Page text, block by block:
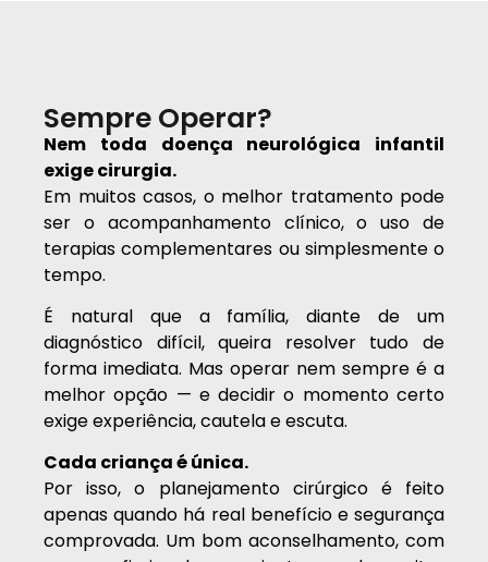
Sempre Operar?
Nem toda doença neurológica infantil
exige cirurgia.
Em muitos casos, o melhor tratamento pode
ser o acompanhamento clínico, o uso de
terapias complementares ou simplesmente o
tempo.
É natural que a família, diante de um
diagnóstico difícil, queira resolver tudo de
forma imediata. Mas operar nem sempre é a
melhor opção — e decidir o momento certo
exige experiência, cautela e escuta.
Cada criança é única.
Por isso, o planejamento cirúrgico é feito
apenas quando há real benefício e segurança
comprovada. Um bom aconselhamento, com